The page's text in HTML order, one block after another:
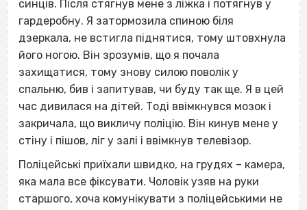
синців. Після стягнув мене з ліжка і потягнув у
гардеробну. Я затормозила спиною біля
дзеркала, не встигла піднятися, тому штовхнула
його ногою. Він зрозумів, що я почала
захищатися, тому знову силою поволік у
спальню, бив і запитував, чи буду так ще. Я в цей
час дивилася на дітей. Тоді ввімкнувся мозок і
закричала, що викличу поліцію. Він кинув мене у
стіну і пішов, ліг у залі і ввімкнув телевізор.
Поліцейські приїхали швидко, на грудях – камера,
яка мала все фіксувати. Чоловік узяв на руки
старшого, хоча комунікувати з поліцейськими не